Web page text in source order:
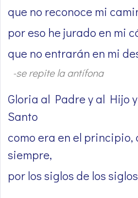
que no reconoce mi
por eso he jurado en mi
que no entrarán en mi
-se repite la antífona
Gloria al Padre y al Hijo
Santo
como era en el principio,
siempre,
por los siglos de los